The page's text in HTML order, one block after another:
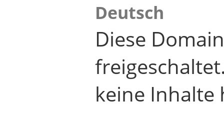
Deutsch
Diese
keine Inhalte